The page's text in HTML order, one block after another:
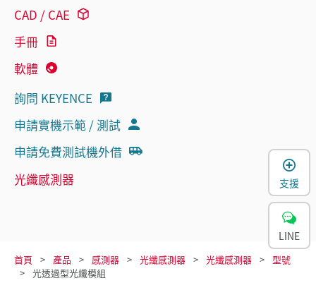
CAD / CAE
手冊
軟體
詢問 KEYENCE
申請實機示範 / 測試
申請免費測試機外借
光纖感測器
首頁 產品 感測器 光纖感測器 光纖感測器
型號
光透過型光纖模組
支援
LINE